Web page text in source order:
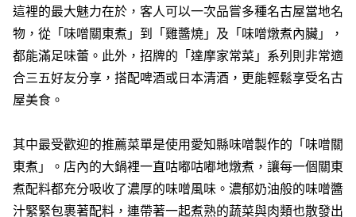
這裡的最大魅力在於，客人可以一次品嘗多種名古屋當地名
物，從「味噌關東煮」到「雞醬燒」及「味噌燉煮內臟」，
都能滿足味蕾。此外，招牌的「達摩家常菜」系列則非常適
合三五好友分享，搭配啤酒或日本清酒，更能輕鬆享受名古
屋美食。
其中最受歡迎的推薦菜單是使用愛知縣味噌製作的「味噌關
東煮」。店內的大鍋裡一直咕嘟咕嘟地燉煮，讓每一個關東
煮配料都充分吸收了濃厚的味噌風味。濃郁奶油般的味噌醬
汁緊緊包裹著配料，連帶著一起煮熟的蔬菜與肉類也散發出